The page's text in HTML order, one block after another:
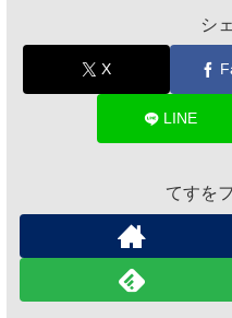
シ
X
LINE
てすを